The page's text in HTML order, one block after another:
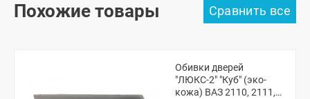
Похожие товары
Обивки дверей
"ЛЮКС-2" "Куб" (эко-
кожа) ВАЗ 2110, 2111,